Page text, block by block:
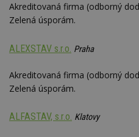
Akreditovaná firma (odborný
Zelená úsporám.
ALEXSTAV s.r.o. Praha
Akreditovaná firma (odborný
Zelená úsporám.
ALFASTAV, s.r.o. Klatovy